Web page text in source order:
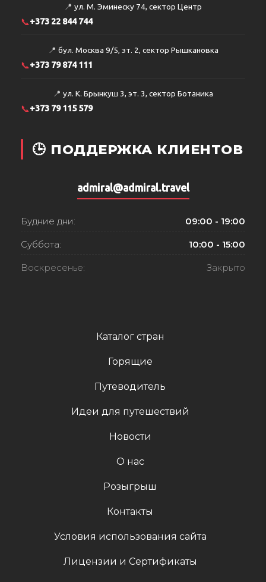
Каталог стран
Горящие
Путеводитель
Идеи для путешествий
Новости
О нас
Розыгрыш
Контакты
Условия использования сайта
Лицензии и Сертификаты
📍 ул. М. Эминеску 74, сектор Центр
📞+373 22 844 744
📍 бул. Москва 9/5, эт. 2, сектор Рышкановка
📞+373 79 874 111
📍 ул. К. Брынкуш 3, эт. 3, сектор Ботаника
📞+373 79 115 579
🕒 ПОДДЕРЖКА КЛИЕНТОВ
admiral@admiral.travel
Будние дни: 09:00 - 19:00
Суббота: 10:00 - 15:00
Воскресенье: Закрыто